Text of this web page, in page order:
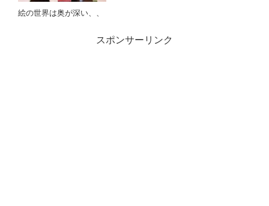
絵の世界は奥が深い、、
スポンサーリンク